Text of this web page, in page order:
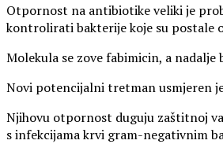
Otpornost na antibiotike veliki je
kontrolirati bakterije koje su postale
Molekula se zove fabimicin, a
Novi potencijalni tretman usmjeren
Njihovu otpornost duguju zaštitnoj
s infekcijama krvi gram-negativnim